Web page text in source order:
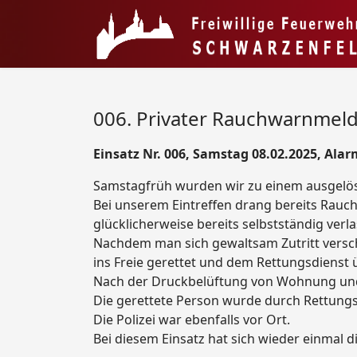
006. Privater
Einsatz Nr. 006, Samstag 08.02.2025,
Samstagfrüh wurden wir zu einem
Bei unserem Eintreffen drang bereits
glücklicherweise bereits selbstständig
Nachdem man sich gewaltsam Zutritt
ins Freie gerettet und dem
Nach der Druckbelüftung von Wohnung
Die gerettete Person wurde durch
Die Polizei war ebenfalls vor Ort.
Bei diesem Einsatz hat sich wieder einmal